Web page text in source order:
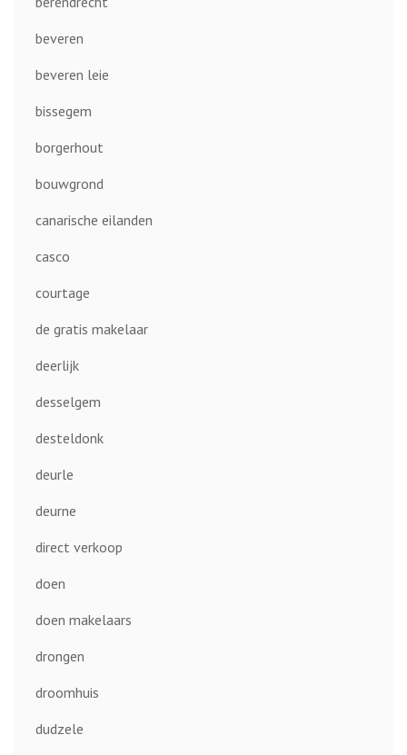
beveren
beveren leie
bissegem
borgerhout
bouwgrond
canarische eilanden
casco
courtage
de gratis makelaar
deerlijk
desselgem
desteldonk
deurle
deurne
direct verkoop
doen
doen makelaars
drongen
droomhuis
dudzele